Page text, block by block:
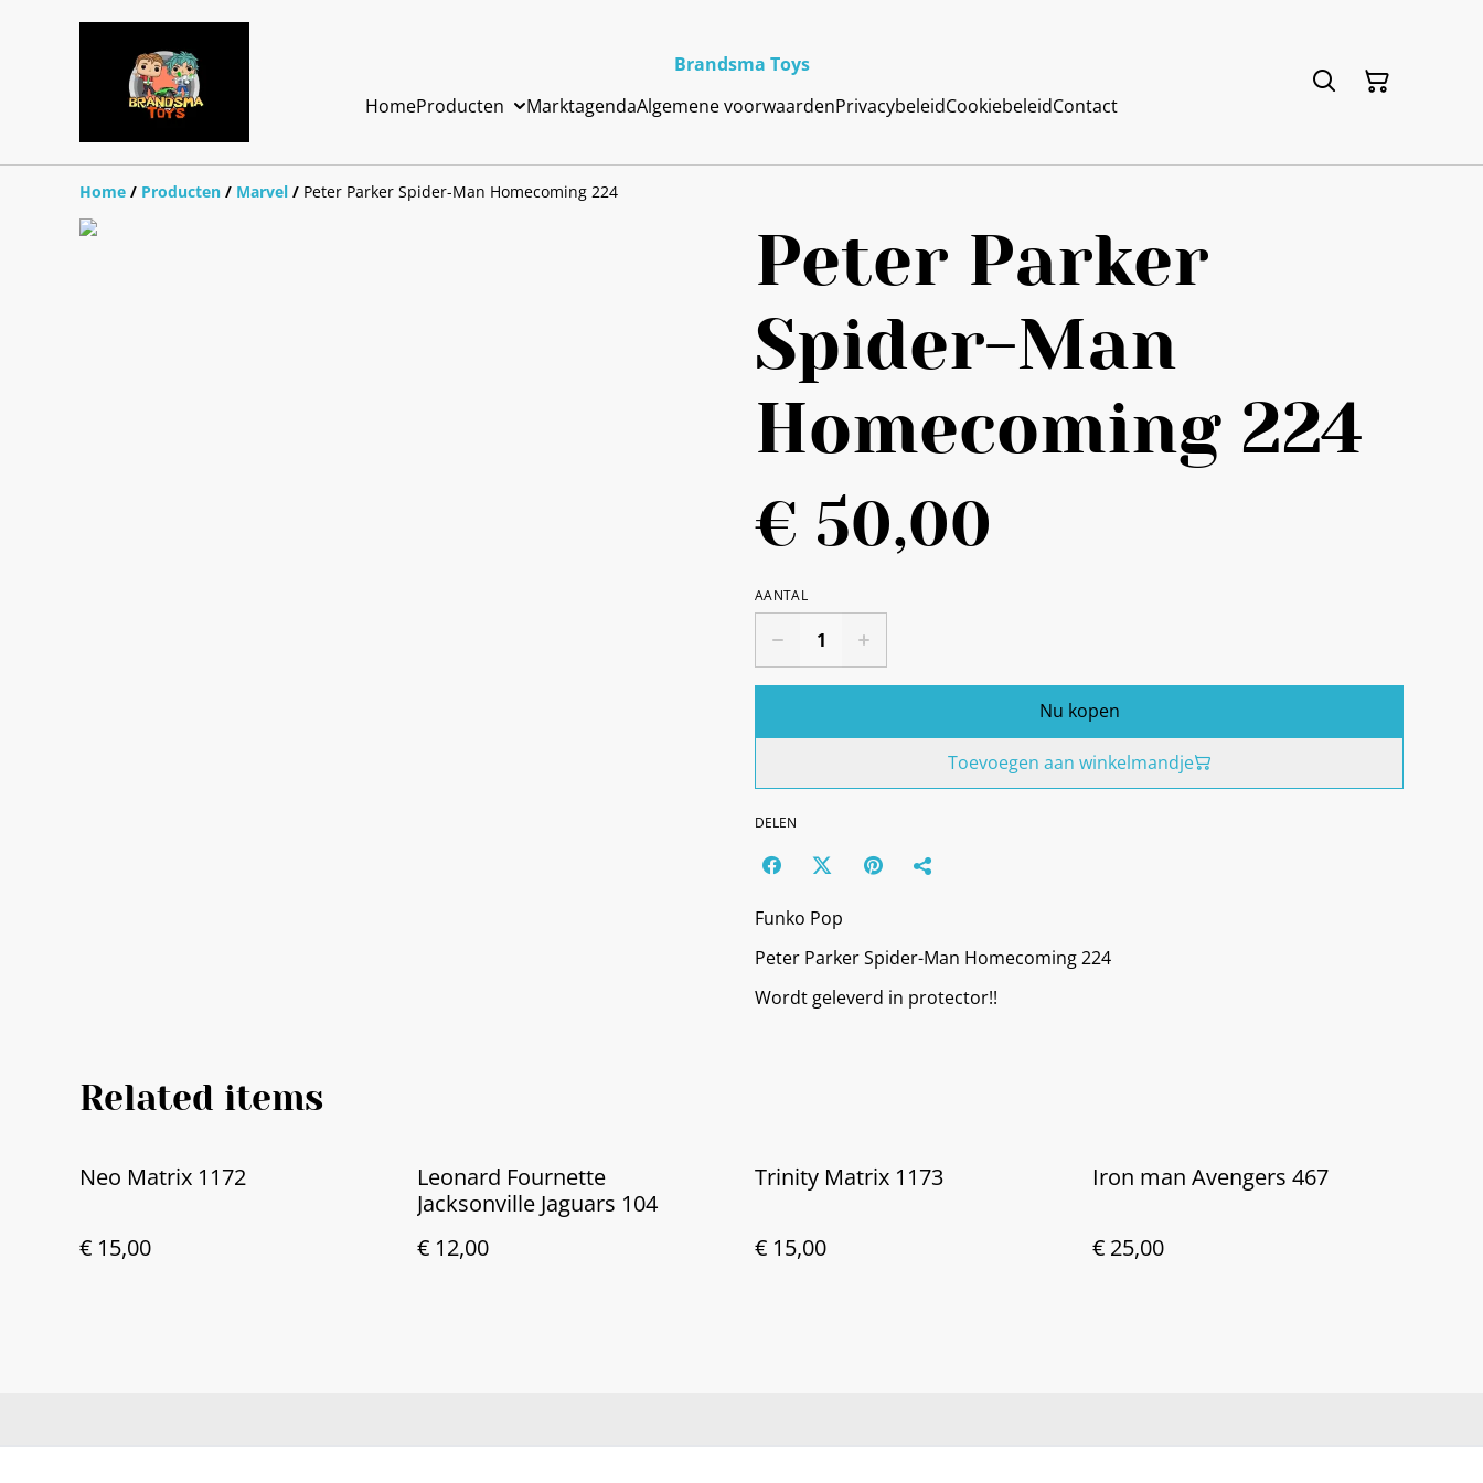
Brandsma Toys
HomeProducten MarktagendaAlgemene voorwaardenPrivacybeleidCookiebeleidContact
Home / Producten / Marvel / Peter Parker Spider-Man Homecoming 224
Peter Parker
Spider-Man
Homecoming 224
€ 50,00
AANTAL
Nu kopen
Toevoegen aan winkelmandje
DELEN
Funko Pop
Peter Parker Spider-Man Homecoming 224
Wordt geleverd in protector!!
Related items
Neo Matrix 1172
€ 15,00
Leonard Fournette
Jacksonville Jaguars 104
€ 12,00
Trinity Matrix 1173
€ 15,00
Iron man Avengers 467
€ 25,00